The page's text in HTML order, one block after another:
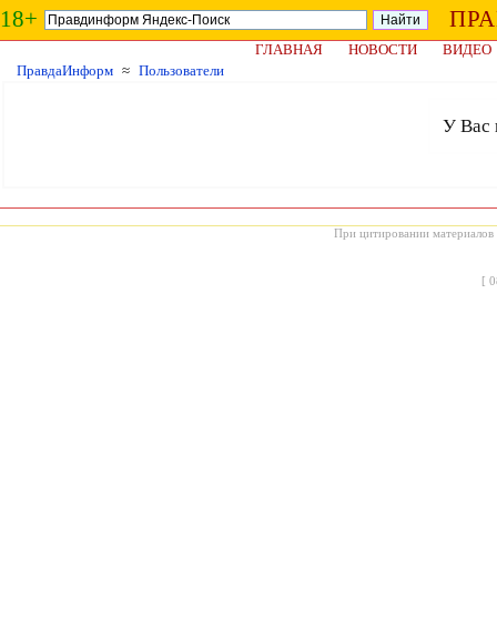
18+
ГЛАВНАЯ НОВОСТИ
ВИДЕО
ПравдаИнформ ≈ Пользователи
У Вас
При цитировании материалов
[